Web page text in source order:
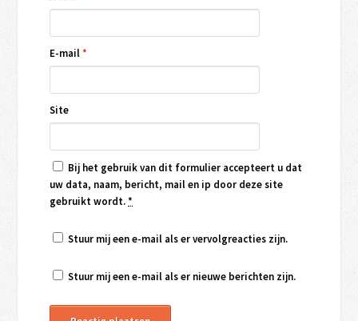
E-mail*
Site
Bij het gebruik van dit formulier accepteert u dat
uw data, naam, bericht, mail en ip door deze site
gebruikt wordt.*
Stuur mij een e-mail als er vervolgreacties zijn.
Stuur mij een e-mail als er nieuwe berichten zijn.